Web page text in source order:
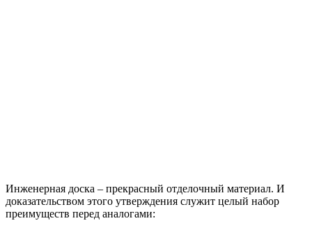
Инженерная доска – прекрасный отделочный материал. И
доказательством этого утверждения служит целый набор
преимуществ перед аналогами: